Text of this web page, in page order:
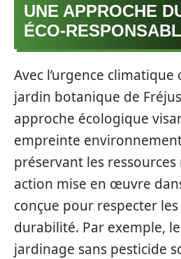
UNE APPROCHE
ÉCO-
Avec l’urgence climatique
jardin botanique de
approche écologique
empreinte
préservant les
action mise en œuvre
conçue pour respecter
durabilité. Par exemple,
jardinage sans pesticide